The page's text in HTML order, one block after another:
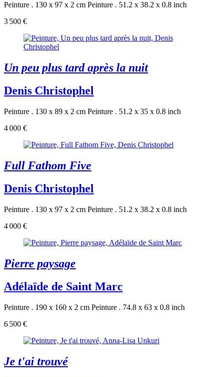
Peinture . 130 x 97 x 2 cm Peinture . 51.2 x 38.2 x 0.8 inch
3 500 €
Un peu plus tard après la nuit
Denis Christophel
Peinture . 130 x 89 x 2 cm Peinture . 51.2 x 35 x 0.8 inch
4 000 €
Full Fathom Five
Denis Christophel
Peinture . 130 x 97 x 2 cm Peinture . 51.2 x 38.2 x 0.8 inch
4 000 €
Pierre paysage
Adélaïde de Saint Marc
Peinture . 190 x 160 x 2 cm Peinture . 74.8 x 63 x 0.8 inch
6 500 €
Je t'ai trouvé